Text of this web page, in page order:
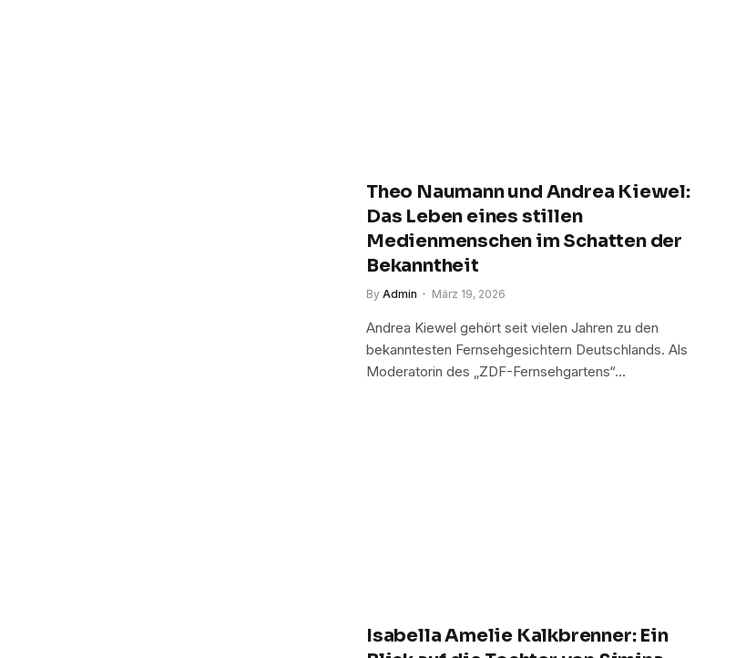
Theo Naumann und Andrea Kiewel:
Das Leben eines stillen
Medienmenschen im Schatten der
Bekanntheit
By Admin März 19, 2026
Andrea Kiewel gehört seit vielen Jahren zu den
bekanntesten Fernsehgesichtern Deutschlands. Als
Moderatorin des „ZDF-Fernsehgartens“…
Isabella Amelie Kalkbrenner: Ein